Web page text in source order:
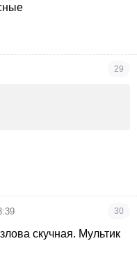
29
30
скучная. Мультик